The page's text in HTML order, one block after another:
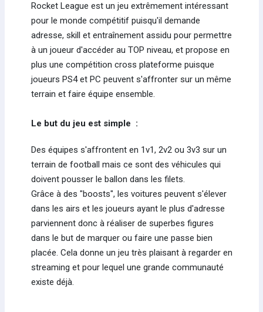
Rocket League est un jeu extrêmement intéressant
pour le monde compétitif puisqu'il demande
adresse, skill et entraînement assidu pour permettre
à un joueur d'accéder au TOP niveau, et propose en
plus une compétition cross plateforme puisque
joueurs PS4 et PC peuvent s'affronter sur un même
terrain et faire équipe ensemble.
Le but du jeu est simple :
Des équipes s'affrontent en 1v1, 2v2 ou 3v3 sur un
terrain de football mais ce sont des véhicules qui
doivent pousser le ballon dans les filets.
Grâce à des "boosts", les voitures peuvent s'élever
dans les airs et les joueurs ayant le plus d'adresse
parviennent donc à réaliser de superbes figures
dans le but de marquer ou faire une passe bien
placée. Cela donne un jeu très plaisant à regarder en
streaming et pour lequel une grande communauté
existe déjà.